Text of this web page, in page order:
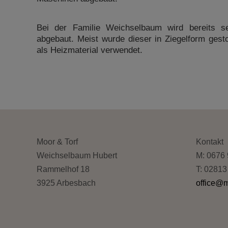
Bei der Familie Weichselbaum wird bereits
abgebaut. Meist wurde dieser in Ziegelform
als Heizmaterial verwendet.
Moor & Torf
Weichselbaum Hubert
Rammelhof 18
3925 Arbesbach
Kontakt
M: 0676
T: